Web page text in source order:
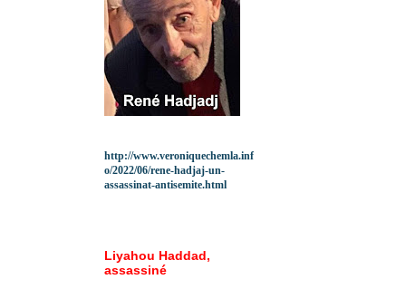
http://www.veroniquechemla.inf
o/2022/06/rene-hadjaj-un-
assassinat-antisemite.html
Liyahou Haddad,
assassiné